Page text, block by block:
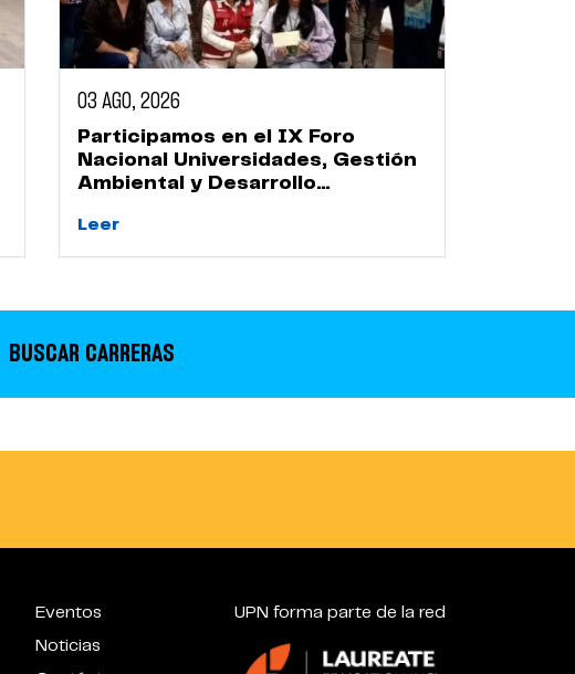
03 AGO, 2026
Participamos en el IX Foro
Nacional Universidades, Gestión
Ambiental y Desarrollo
Leer
BUSCAR CARRERAS
Eventos
Noticias
UPN forma parte de la red